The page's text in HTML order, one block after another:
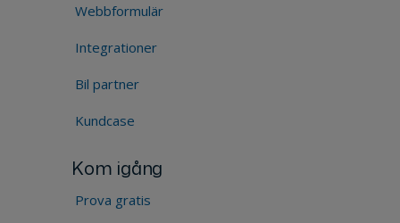
Webbformulär
Integrationer
Bil partner
Kundcase
Kom igång
Prova gratis